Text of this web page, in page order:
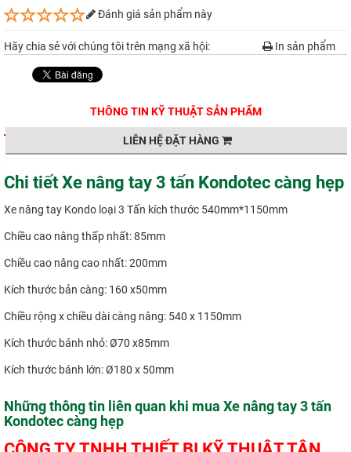
Đánh giá sản phẩm này
In sản phẩm
Hãy chia sẻ với chúng tôi trên mạng xã hội:
THÔNG TIN KỸ THUẬT SẢN PHẨM
LIÊN HỆ ĐẶT HÀNG
Chi tiết Xe nâng tay 3 tấn Kondotec càng hẹp
Xe nâng tay Kondo loại 3 Tấn kích thước 540mm*1150mm
Chiều cao nâng thấp nhất: 85mm
Chiều cao nâng cao nhất: 200mm
Kích thước bản càng: 160 x50mm
Chiều rộng x chiều dài càng nâng: 540 x 1150mm
Kích thước bánh nhỏ: Ø70 x85mm
Kích thước bánh lớn: Ø180 x 50mm
Những thông tin liên quan khi mua Xe nâng tay 3 tấn
Kondotec càng hẹp